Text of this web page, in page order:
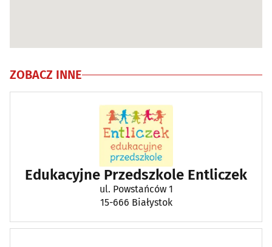
ZOBACZ INNE
Edukacyjne Przedszkole Entliczek
ul. Powstańców 1
15-666 Białystok